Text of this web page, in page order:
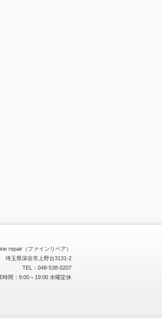
repair（ファインリペア）
埼玉県深谷市上野台3131-2
TEL：048-538-0207
時間：9:00～19:00 水曜定休